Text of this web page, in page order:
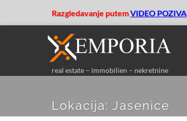
Razgledavanje putemVIDEO POZIVA
real estate – immobilien – nekretnine
Lokacija: Jasenice